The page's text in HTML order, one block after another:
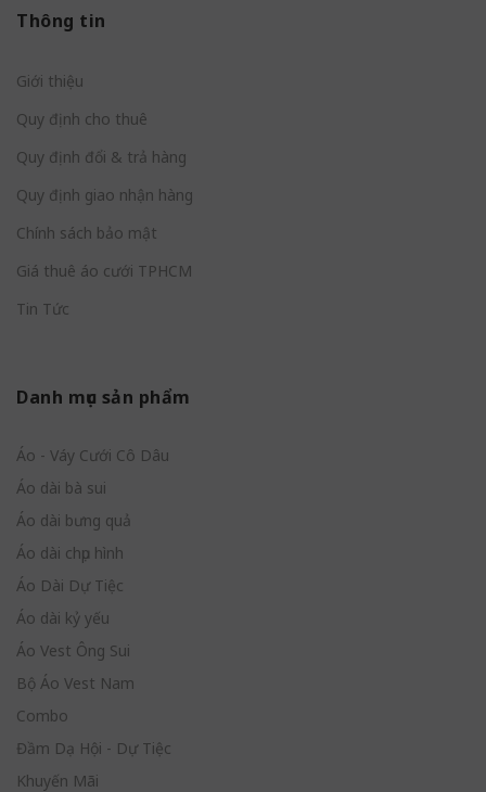
Thông tin
Giới thiệu
Quy định cho thuê
Quy định đổi & trả hàng
Quy định giao nhận hàng
Chính sách bảo mật
Giá thuê áo cưới TPHCM
Tin Tức
Danh mục sản phẩm
Áo - Váy Cưới Cô Dâu
Áo dài bà sui
Áo dài bưng quả
Áo dài chụp hình
Áo Dài Dự Tiệc
Áo dài kỷ yếu
Áo Vest Ông Sui
Bộ Áo Vest Nam
Combo
Đầm Dạ Hội - Dự Tiệc
Khuyến Mãi